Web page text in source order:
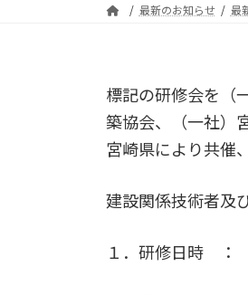
最新のお知らせ 最
標記の研修会を（
築協会、（一社）
宮崎県により共催
建設関係技術者及
１．研修日時 ：